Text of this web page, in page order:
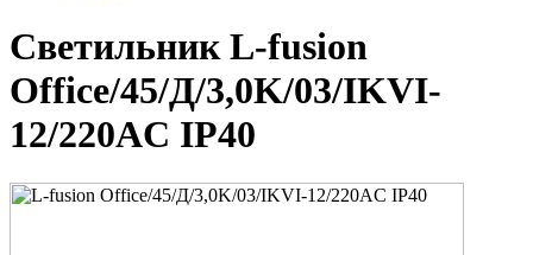
Светильник L-fusion
Office/45/Д/3,0K/03/IKVI-
12/220AC IP40